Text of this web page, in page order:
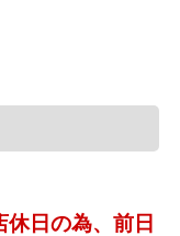
日の為、前日